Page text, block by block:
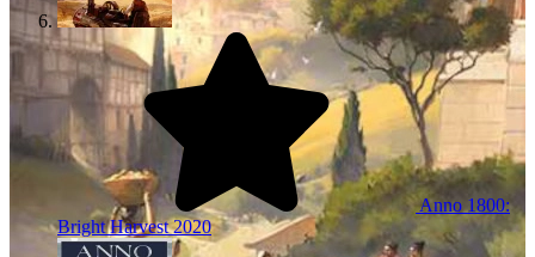
Anno 1800:
Bright Harvest2020